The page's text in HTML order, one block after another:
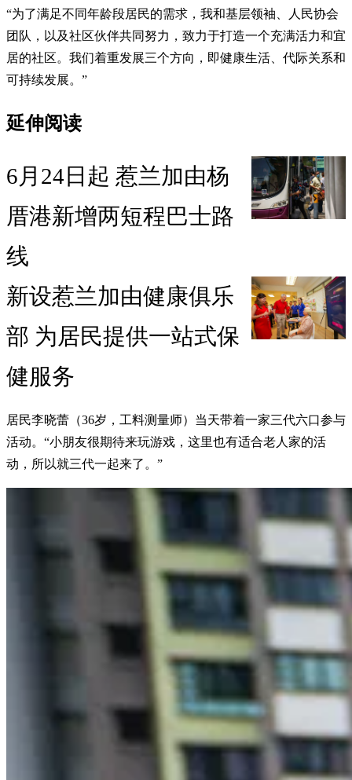
“为了满足不同年龄段居民的需求，我和基层领袖、人民协会
团队，以及社区伙伴共同努力，致力于打造一个充满活力和宜
居的社区。我们着重发展三个方向，即健康生活、代际关系和
可持续发展。”
延伸阅读
6月24日起 惹兰加由杨
厝港新增两短程巴士路
线
新设惹兰加由健康俱乐
部 为居民提供一站式保
健服务
居民李晓蕾（36岁，工料测量师）当天带着一家三代六口参与
活动。“小朋友很期待来玩游戏，这里也有适合老人家的活
动，所以就三代一起来了。”